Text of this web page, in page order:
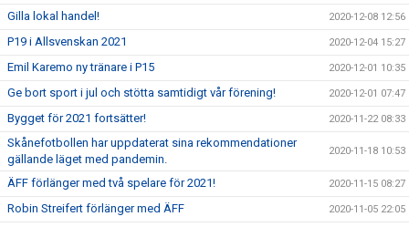
Gilla lokal handel! 2020-12-08 12:56
P19 i Allsvenskan 2021 2020-12-04 15:27
Emil Karemo ny tränare i P15 2020-12-01 10:35
Ge bort sport i jul och stötta samtidigt vår förening! 2020-12-01 07:47
Bygget för 2021 fortsätter! 2020-11-22 08:33
Skånefotbollen har uppdaterat sina rekommendationer
gällande läget med pandemin.
2020-11-18 10:53
ÄFF förlänger med två spelare för 2021! 2020-11-15 08:27
Robin Streifert förlänger med ÄFF 2020-11-05 22:05